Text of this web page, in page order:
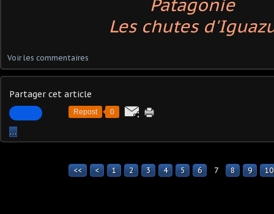
Patagonie
Les chutes
Voir les commentaires
Partager cet article
Repost 0
…
<< < 1 2 3 4 5 6 7 8 9 10